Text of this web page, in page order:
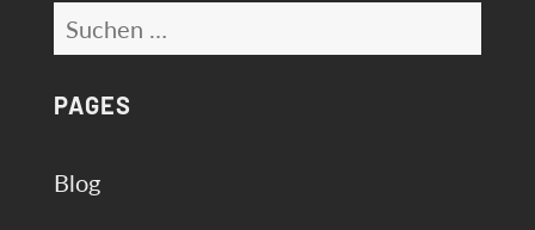
Suchen
nach:
PAGES
Blog